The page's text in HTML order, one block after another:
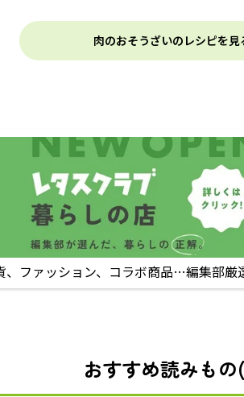
肉のおそうざいのレシピを見
、ファッション、コラボ商品…編集部厳
おすすめ読みもの